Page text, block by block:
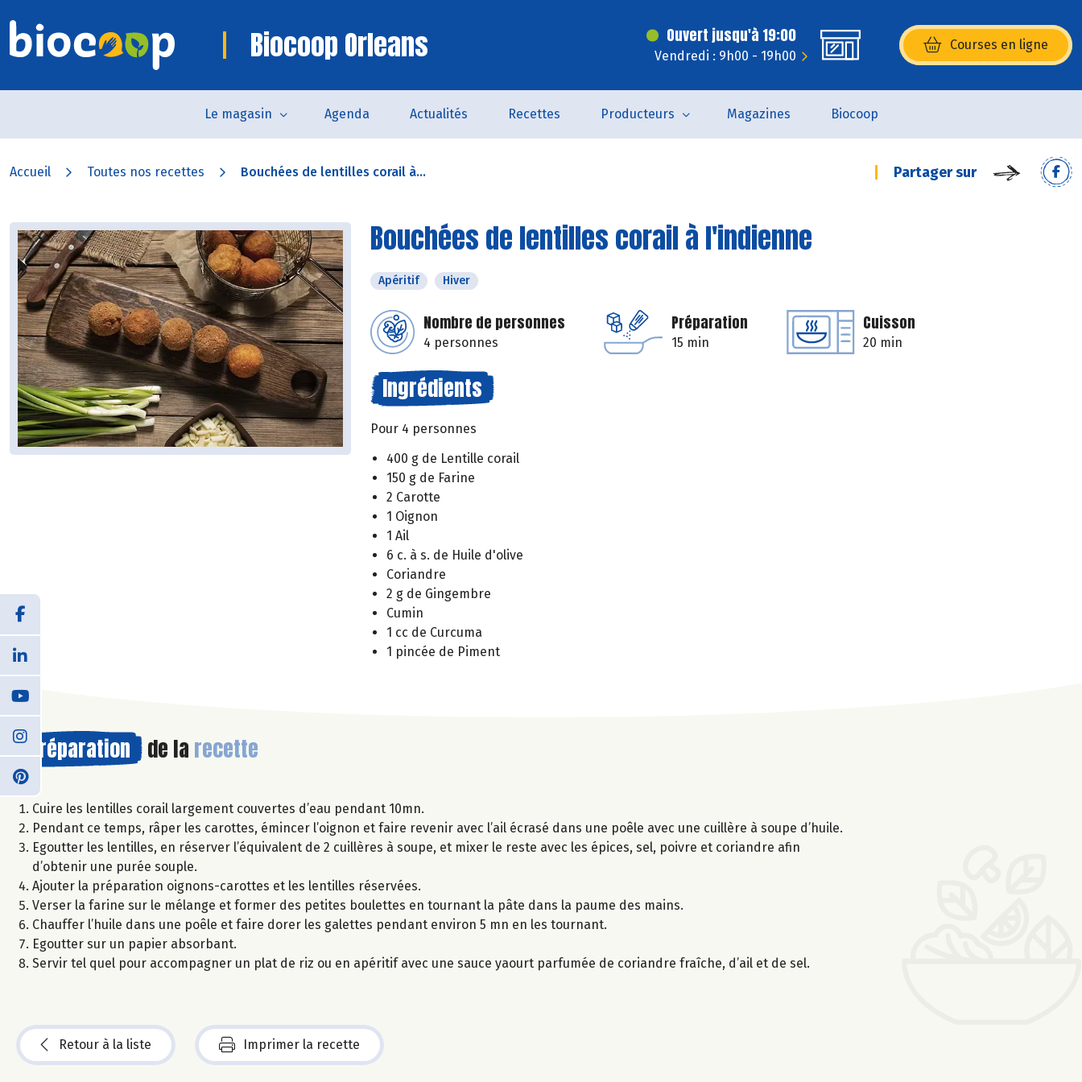
Biocoop Orleans Ouvert jusqu'à 19:00
Vendredi : 9h00 - 19h00
Courses en ligne
(s’ouvre dans une nouvelle
Le magasin Agenda Actualités Recettes Producteurs Magazines Biocoop
Accueil Toutes nos recettes Bouchées de lentilles corail à... Partager sur
Bouchées de lentilles corail à l'indienne
Apéritif Hiver
Nombre de personnes
4 personnes
Préparation
15 min
Cuisson
20 min
Ingrédients
Pour 4 personnes
400 g de Lentille corail
150 g de Farine
2 Carotte
1 Oignon
1 Ail
6 c. à s. de Huile d'olive
Coriandre
2 g de Gingembre
Cumin
1 cc de Curcuma
1 pincée de Piment
Préparation de la recette
Cuire les lentilles corail largement couvertes d’eau pendant 10mn.
Pendant ce temps, râper les carottes, émincer l’oignon et faire revenir avec l’ail écrasé dans une poêle avec une cuillère à soupe d’huile.
Egoutter les lentilles, en réserver l’équivalent de 2 cuillères à soupe, et mixer le reste avec les épices, sel, poivre et coriandre afin
d’obtenir une purée souple.
Ajouter la préparation oignons-carottes et les lentilles réservées.
Verser la farine sur le mélange et former des petites boulettes en tournant la pâte dans la paume des mains.
Chauffer l’huile dans une poêle et faire dorer les galettes pendant environ 5 mn en les tournant.
Egoutter sur un papier absorbant.
Servir tel quel pour accompagner un plat de riz ou en apéritif avec une sauce yaourt parfumée de coriandre fraîche, d’ail et de sel.
Retour à la liste Imprimer la recette